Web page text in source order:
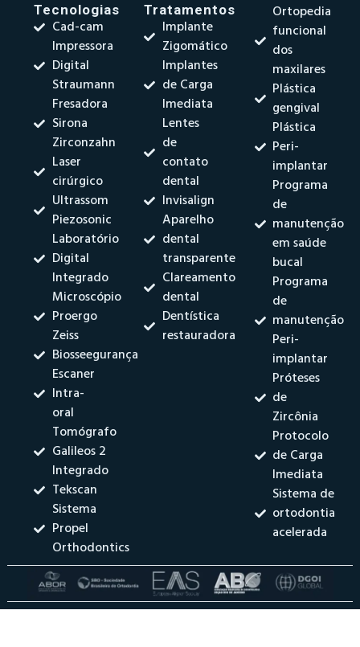
Tecnologias
Cad-cam
Impressora
Digital
Straumann
Fresadora
Sirona
Zirconzahn
Laser
cirúrgico
Ultrassom
Piezosonic
Laboratório
Digital
Integrado
Microscópio
Proergo
Zeiss
Biosseegurança
Escaner
Intra-
oral
Tomógrafo
Galileos 2
Integrado
Tekscan
Sistema
Propel
Orthodontics
Tratamentos
Implante
Zigomático
Implantes
de Carga
Imediata
Lentes
de
contato
dental
Invisalign
Aparelho
dental
transparente
Clareamento
dental
Dentística
restauradora
Ortopedia
funcional
dos
maxilares
Plástica
gengival
Plástica
Peri-
implantar
Programa
de
manutenção
em saúde
bucal
Programa
de
manutenção
Peri-
implantar
Próteses
de
Zircônia
Protocolo
de Carga
Imediata
Sistema de
ortodontia
acelerada